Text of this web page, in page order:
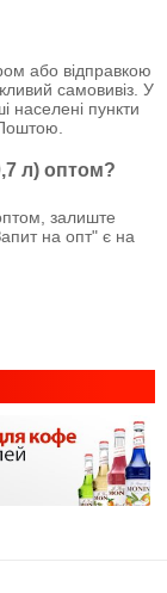
або відправкою
самовивіз. У
населені пункти
л) оптом?
залиште
на опт" є на